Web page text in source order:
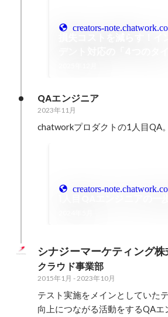
creators-
QAエンジニア
2023年11月
chatworkプロダクトの1人目QA。
creators-
シナジーマーケティング
クラウド事業部
2015年1月 -2023年10月
テスト実施をメインとしていた
向上につながる活動をするQA